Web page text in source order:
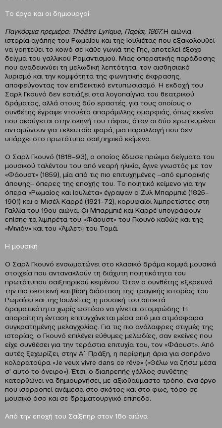
Το έργο και οι δημιουργοί
Παγκόσμια πρεμιέρα: Théâtre Lyrique, Παρίσι, 1867.Η αιώνια
ιστορία αγάπης του Ρωμαίου και της Ιουλιέτας που εξακολουθεί
να γοητεύει το κοινό σε κάθε γωνιά της Γης, αποτελεί έξοχο
δείγμα του γαλλικού Ρομαντισμού. Μιας οπερατικής παράδοσης
που αναδεικνύει τη μελωδική λεπτότητα, τον αισθησιακό
λυρισμό και την κομψότητα της φωνητικής έκφρασης,
αποφεύγοντας τον επιδεικτικό εντυπωσιασμό. Η εκδοχή του
Σαρλ Γκουνό δεν εστιάζει στα λογοπαίγνια του θεατρικού
δράματος, αλλά στους δύο εραστές, για τους οποίους ο
συνθέτης έγραψε ντουέτα απαράμιλλης ομορφιάς, όπως εκείνο
που ακούγεται στην σκηνή του τάφου, όταν οι δύο ερωτευμένοι
ανταμώνουν για τελευταία φορά, μια παραλλαγή που δεν
υπάρχει στο πρωτότυπο σαιξπηρικό κείμενο.
Ο Σαρλ Γκουνό (1818–93), ο οποίος έδωσε πρώιμα δείγματα του
μουσικού ταλέντου του από νεαρή ηλικία, έγινε γνωστός με τον
«Φάουστ» (1859), μία από τις πιο επιτυχημένες ‒από εμπορικής
άποψης‒ όπερες της εποχής του. Το ποιητικό κείμενο για την
όπερα «Ρωμαίος και Ιουλιέτα» έγραψαν ο Ζυλ Μπαρμπιέ (1825–
1901) και ο Μισέλ Καρρέ (1821–72), κορυφαίοι λιμπρετίστες στη
Γαλλία του 19ου αιώνα. Οι Μπαρμπιέ και Καρρέ υπογράφουν
επίσης τα λιμπρέτα του «Φάουστ» του Γκουνό καθώς και της
«Μινιόν» και του «Άμλετ» του Τομά.
Η μουσική
O Σαρλ Γκουνό ενσωματώνει στο κλασικό δράμα κομψά μουσικά
στοιχεία που αντανακλούν τη διάχυτη ποιητικότητα του
πρωτότυπου σαιξπηρικού κειμένου. Όταν ο συνθέτης εξερευνά
την πιο σκοτεινή και βίαιη διάσταση της τραγικής ιστορίας του
Ρωμαίου και της Ιουλιέτας, η μουσική του αποκτά
δραματικότητα χωρίς ωστόσο να γίνεται στομφώδης. Η
απαραίτητη ένταση επιτυγχάνεται μέσα από μια ατμόσφαιρα
συγκρατημένης μελαγχολίας. Για τις πιο ανάλαφρες στιγμές της
ιστορίας, ο Γκουνό επιλέγει εύθυμες μελωδίες, σαν εκείνες που
είχε συνθέσει για την τεράστια επιτυχία του, τον «Φάουστ». Από
αυτές ξεχωρίζει, στην Α΄ Πράξη, η περίφημη άρια για σοπράνο
κολορατούρα «Je veux vivre dans ce rêve» («Θέλω να ζήσω μέσα
σ’ αυτό το όνειρο»). Έτσι, ο διαπρεπής γάλλος συνθέτης
κατορθώνει να δημιουργήσει, με αξιοθαύμαστο τρόπο, ένα έργο
που ισορροπεί ανάμεσα στο σκότος και στο φως, τόσο σε
μουσικό όσο και σε δραματουργικό επίπεδο.
Από την εποχή του Σαίξπηρ στον 18ο αιώνα